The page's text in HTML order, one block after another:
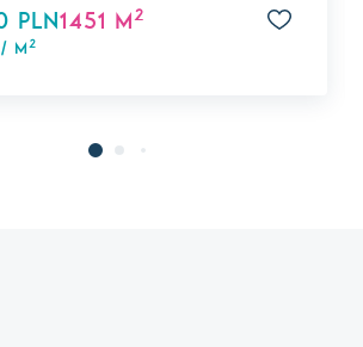
PLN
m2
1451 m2